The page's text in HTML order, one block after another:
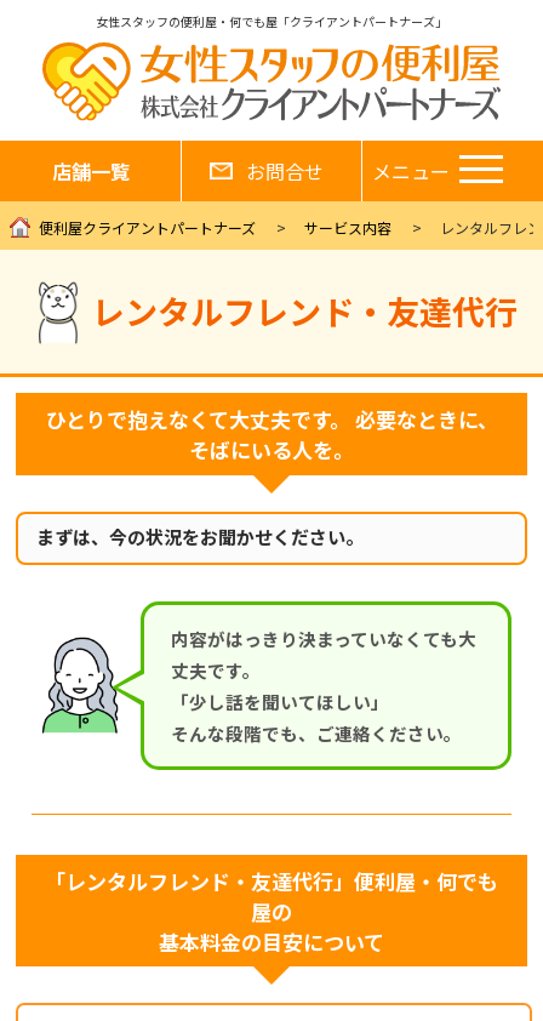
女性スタッフの便利屋・何でも屋「クライアントパートナーズ」
店舗一覧 お問合せ メニュー
便利屋クライアントパートナーズ サービス内容 レンタルフレ
レンタルフレンド・友達代行
ひとりで抱えなくて大丈夫です。 必要なときに、
そばにいる人を。
まずは、今の状況をお聞かせください。
内容がはっきり決まっていなくても大
丈夫です。
「少し話を聞いてほしい」
そんな段階でも、ご連絡ください。
「レンタルフレンド・友達代行」便利屋・何でも
屋の
基本料金の目安について